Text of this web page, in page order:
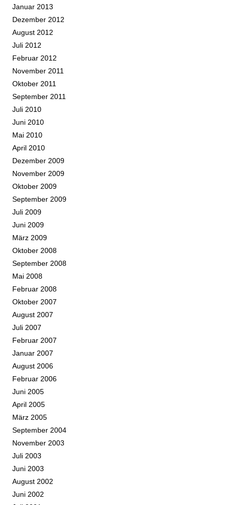
Januar 2013
Dezember 2012
August 2012
Juli 2012
Februar 2012
November 2011
Oktober 2011
September 2011
Juli 2010
Juni 2010
Mai 2010
April 2010
Dezember 2009
November 2009
Oktober 2009
September 2009
Juli 2009
Juni 2009
März 2009
Oktober 2008
September 2008
Mai 2008
Februar 2008
Oktober 2007
August 2007
Juli 2007
Februar 2007
Januar 2007
August 2006
Februar 2006
Juni 2005
April 2005
März 2005
September 2004
November 2003
Juli 2003
Juni 2003
August 2002
Juni 2002